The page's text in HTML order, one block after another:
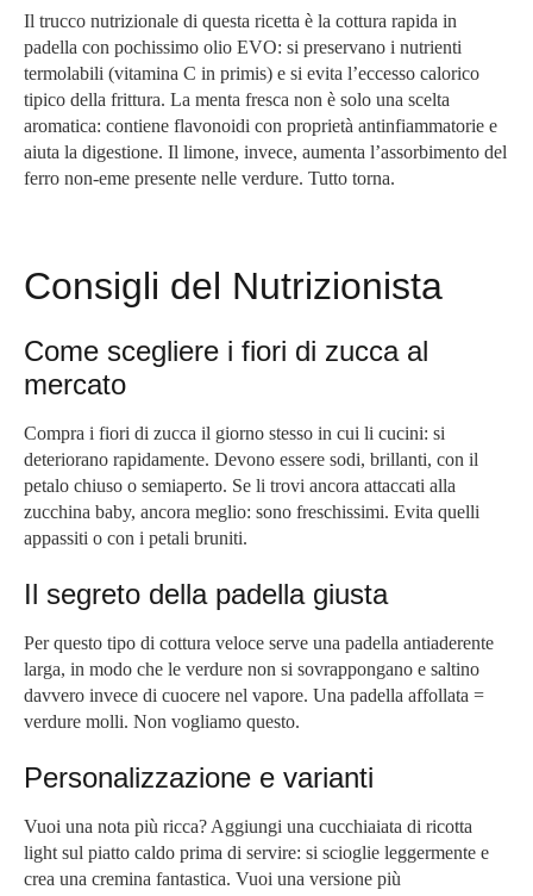
Il trucco nutrizionale di questa ricetta è la cottura rapida in
padella con pochissimo olio EVO: si preservano i nutrienti
termolabili (vitamina C in primis) e si evita l’eccesso calorico
tipico della frittura. La menta fresca non è solo una scelta
aromatica: contiene flavonoidi con proprietà antinfiammatorie e
aiuta la digestione. Il limone, invece, aumenta l’assorbimento del
ferro non-eme presente nelle verdure. Tutto torna.
Consigli del Nutrizionista
Come scegliere i fiori di zucca al
mercato
Compra i fiori di zucca il giorno stesso in cui li cucini: si
deteriorano rapidamente. Devono essere sodi, brillanti, con il
petalo chiuso o semiaperto. Se li trovi ancora attaccati alla
zucchina baby, ancora meglio: sono freschissimi. Evita quelli
appassiti o con i petali bruniti.
Il segreto della padella giusta
Per questo tipo di cottura veloce serve una padella antiaderente
larga, in modo che le verdure non si sovrappongano e saltino
davvero invece di cuocere nel vapore. Una padella affollata =
verdure molli. Non vogliamo questo.
Personalizzazione e varianti
Vuoi una nota più ricca? Aggiungi una cucchiaiata di ricotta
light sul piatto caldo prima di servire: si scioglie leggermente e
crea una cremina fantastica. Vuoi una versione più